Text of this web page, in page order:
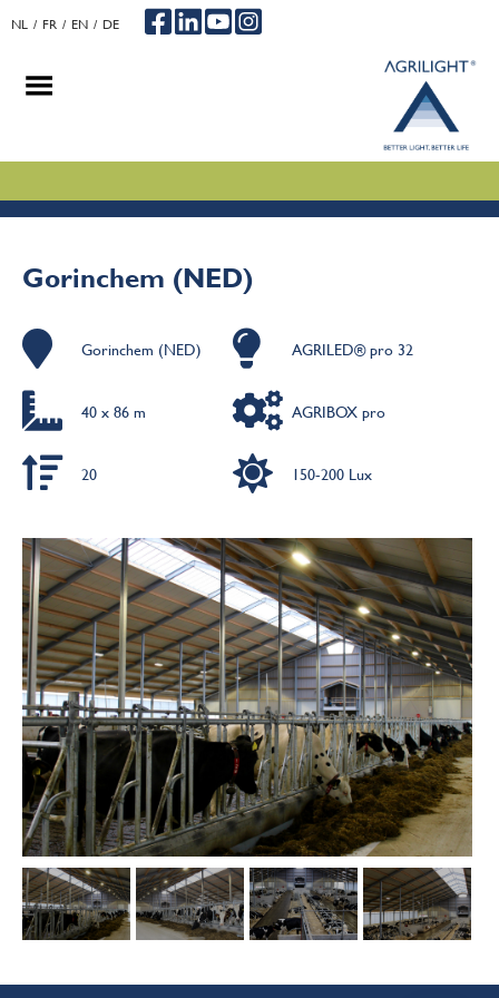
NL FR EN DE
Gorinchem (NED)
Gorinchem (NED) AGRILED® pro 32
40 x 86 m AGRIBOX pro
20 150-200 Lux